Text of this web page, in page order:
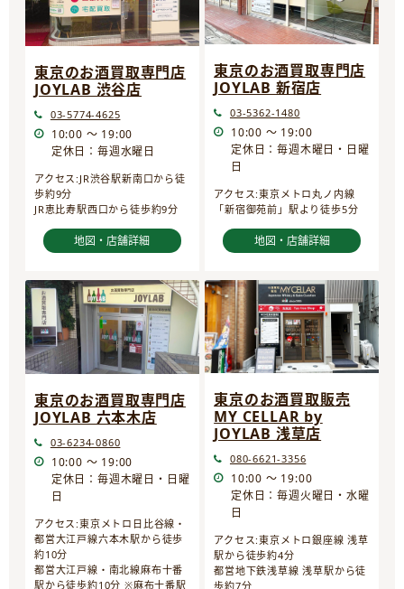
東京のお酒買取専門店
JOYLAB 渋谷店
03-5774-4625
10:00 ～ 19:00
定休日：毎週水曜日
アクセス:JR渋谷駅新南口から徒
歩約9分
JR恵比寿駅西口から徒歩約9分
地図・店舗詳細
東京のお酒買取専門店
JOYLAB 新宿店
03-5362-1480
10:00 ～ 19:00
定休日：毎週木曜日・日曜
日
アクセス:東京メトロ丸ノ内線
「新宿御苑前」駅より徒歩5分
地図・店舗詳細
東京のお酒買取専門店
JOYLAB 六本木店
03-6234-0860
10:00 ～ 19:00
定休日：毎週木曜日・日曜
日
アクセス:東京メトロ日比谷線・
都営大江戸線六本木駅から徒歩
約10分
都営大江戸線・南北線麻布十番
駅から徒歩約10分 ※麻布十番駅
東京のお酒買取販売
MY CELLAR by
JOYLAB 浅草店
080-6621-3356
10:00 ～ 19:00
定休日：毎週火曜日・水曜
日
アクセス:東京メトロ銀座線 浅草
駅から徒歩約4分
都営地下鉄浅草線 浅草駅から徒
歩約7分